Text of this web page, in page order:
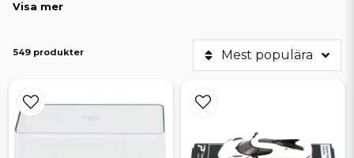
och Matchbox. Det finns även mer detaljerade samlarversioner i
Visa mer
549 produkter Mest populära